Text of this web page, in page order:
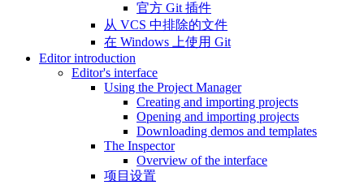
官方 Git 插件
从 VCS 中排除的文件
在 Windows 上使用 Git
Editor introduction
Editor's interface
Using the Project Manager
Creating and importing projects
Opening and importing projects
Downloading demos and templates
The Inspector
Overview of the interface
项目设置